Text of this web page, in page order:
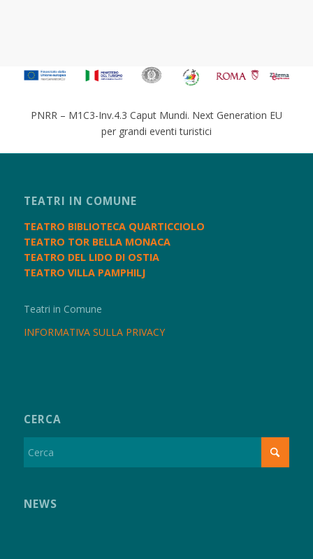
PNRR – M1C3-Inv.4.3 Caput Mundi. Next Generation EU
per grandi eventi turistici
TEATRI IN COMUNE
TEATRO BIBLIOTECA QUARTICCIOLO
TEATRO TOR BELLA MONACA
TEATRO DEL LIDO DI OSTIA
TEATRO VILLA PAMPHILJ
Teatri in Comune
INFORMATIVA SULLA PRIVACY
CERCA
NEWS